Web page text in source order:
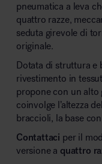
pneumatica a leva
quattro razze,
seduta girevole di
originale.
Dotata di struttura e
rivestimento in
propone con un
coinvolge l’altezza
braccioli, la base
Contattaci per il
versione a quattro